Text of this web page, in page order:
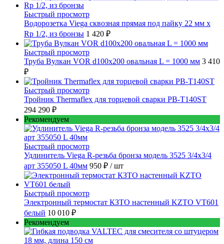
Быстрый просмотр
Водорозетка Viega сквозная прямая под пайку 22 мм х
Rp 1/2, из бронзы 1 420 ₽
Быстрый просмотр
Труба Вулкан VOR d100x200 овальная L = 1000 мм 3 410
₽
Быстрый просмотр
Тройник Thermaflex для торцевой сварки PB-T140ST
294 290 ₽
Рекомендуем
Быстрый просмотр
Удлинитель Viega R-резьба бронза модель 3525 3/4x3/4
арт 355050 L 40мм 950 ₽ / шт
Быстрый просмотр
Электронный термостат КЗТО настенный KZTO VT601
белый 10 010 ₽
Рекомендуем